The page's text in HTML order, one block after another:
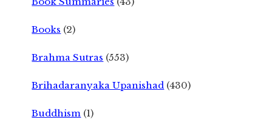
Books (2)
Brahma Sutras (553)
Brihadaranyaka Upanishad (430)
Buddhism (1)